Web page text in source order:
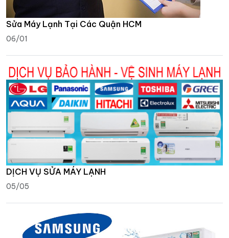
Sửa Máy Lạnh Tại Các Quận HCM
06/01
DỊCH VỤ SỬA MÁY LẠNH
05/05